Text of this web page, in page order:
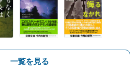
一覧を見る